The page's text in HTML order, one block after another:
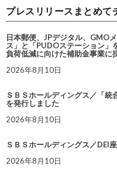
プレスリリースまとめて
日本郵便、JPデジタル、GMO
ス」と「PUDOステーション」
負荷低減に向けた補助金事業に
2026年8月10日
ＳＢＳホールディングス／「
を発行しました
2026年8月10日
ＳＢＳホールディングス／DEI
2026年8月10日